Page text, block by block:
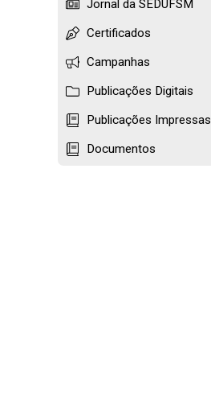
Jornal da SEDUFSM
Certificados
Campanhas
Publicações Digitais
Publicações Impressas
Documentos